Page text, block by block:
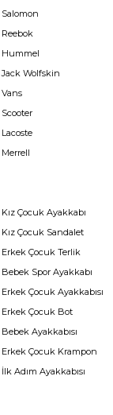
Salomon
Reebok
Hummel
Jack Wolfskin
Vans
Scooter
Lacoste
Merrell
Kız Çocuk Ayakkabı
Kız Çocuk Sandalet
Erkek Çocuk Terlik
Bebek Spor Ayakkabı
Erkek Çocuk Ayakkabısı
Erkek Çocuk Bot
Bebek Ayakkabısı
Erkek Çocuk Krampon
İlk Adım Ayakkabısı